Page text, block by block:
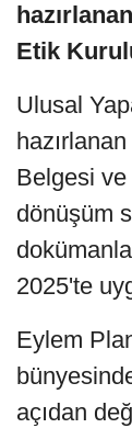
Etik
Ulusal
Belgesi ve
dönüşüm
2025'te
Eylem
açıdan